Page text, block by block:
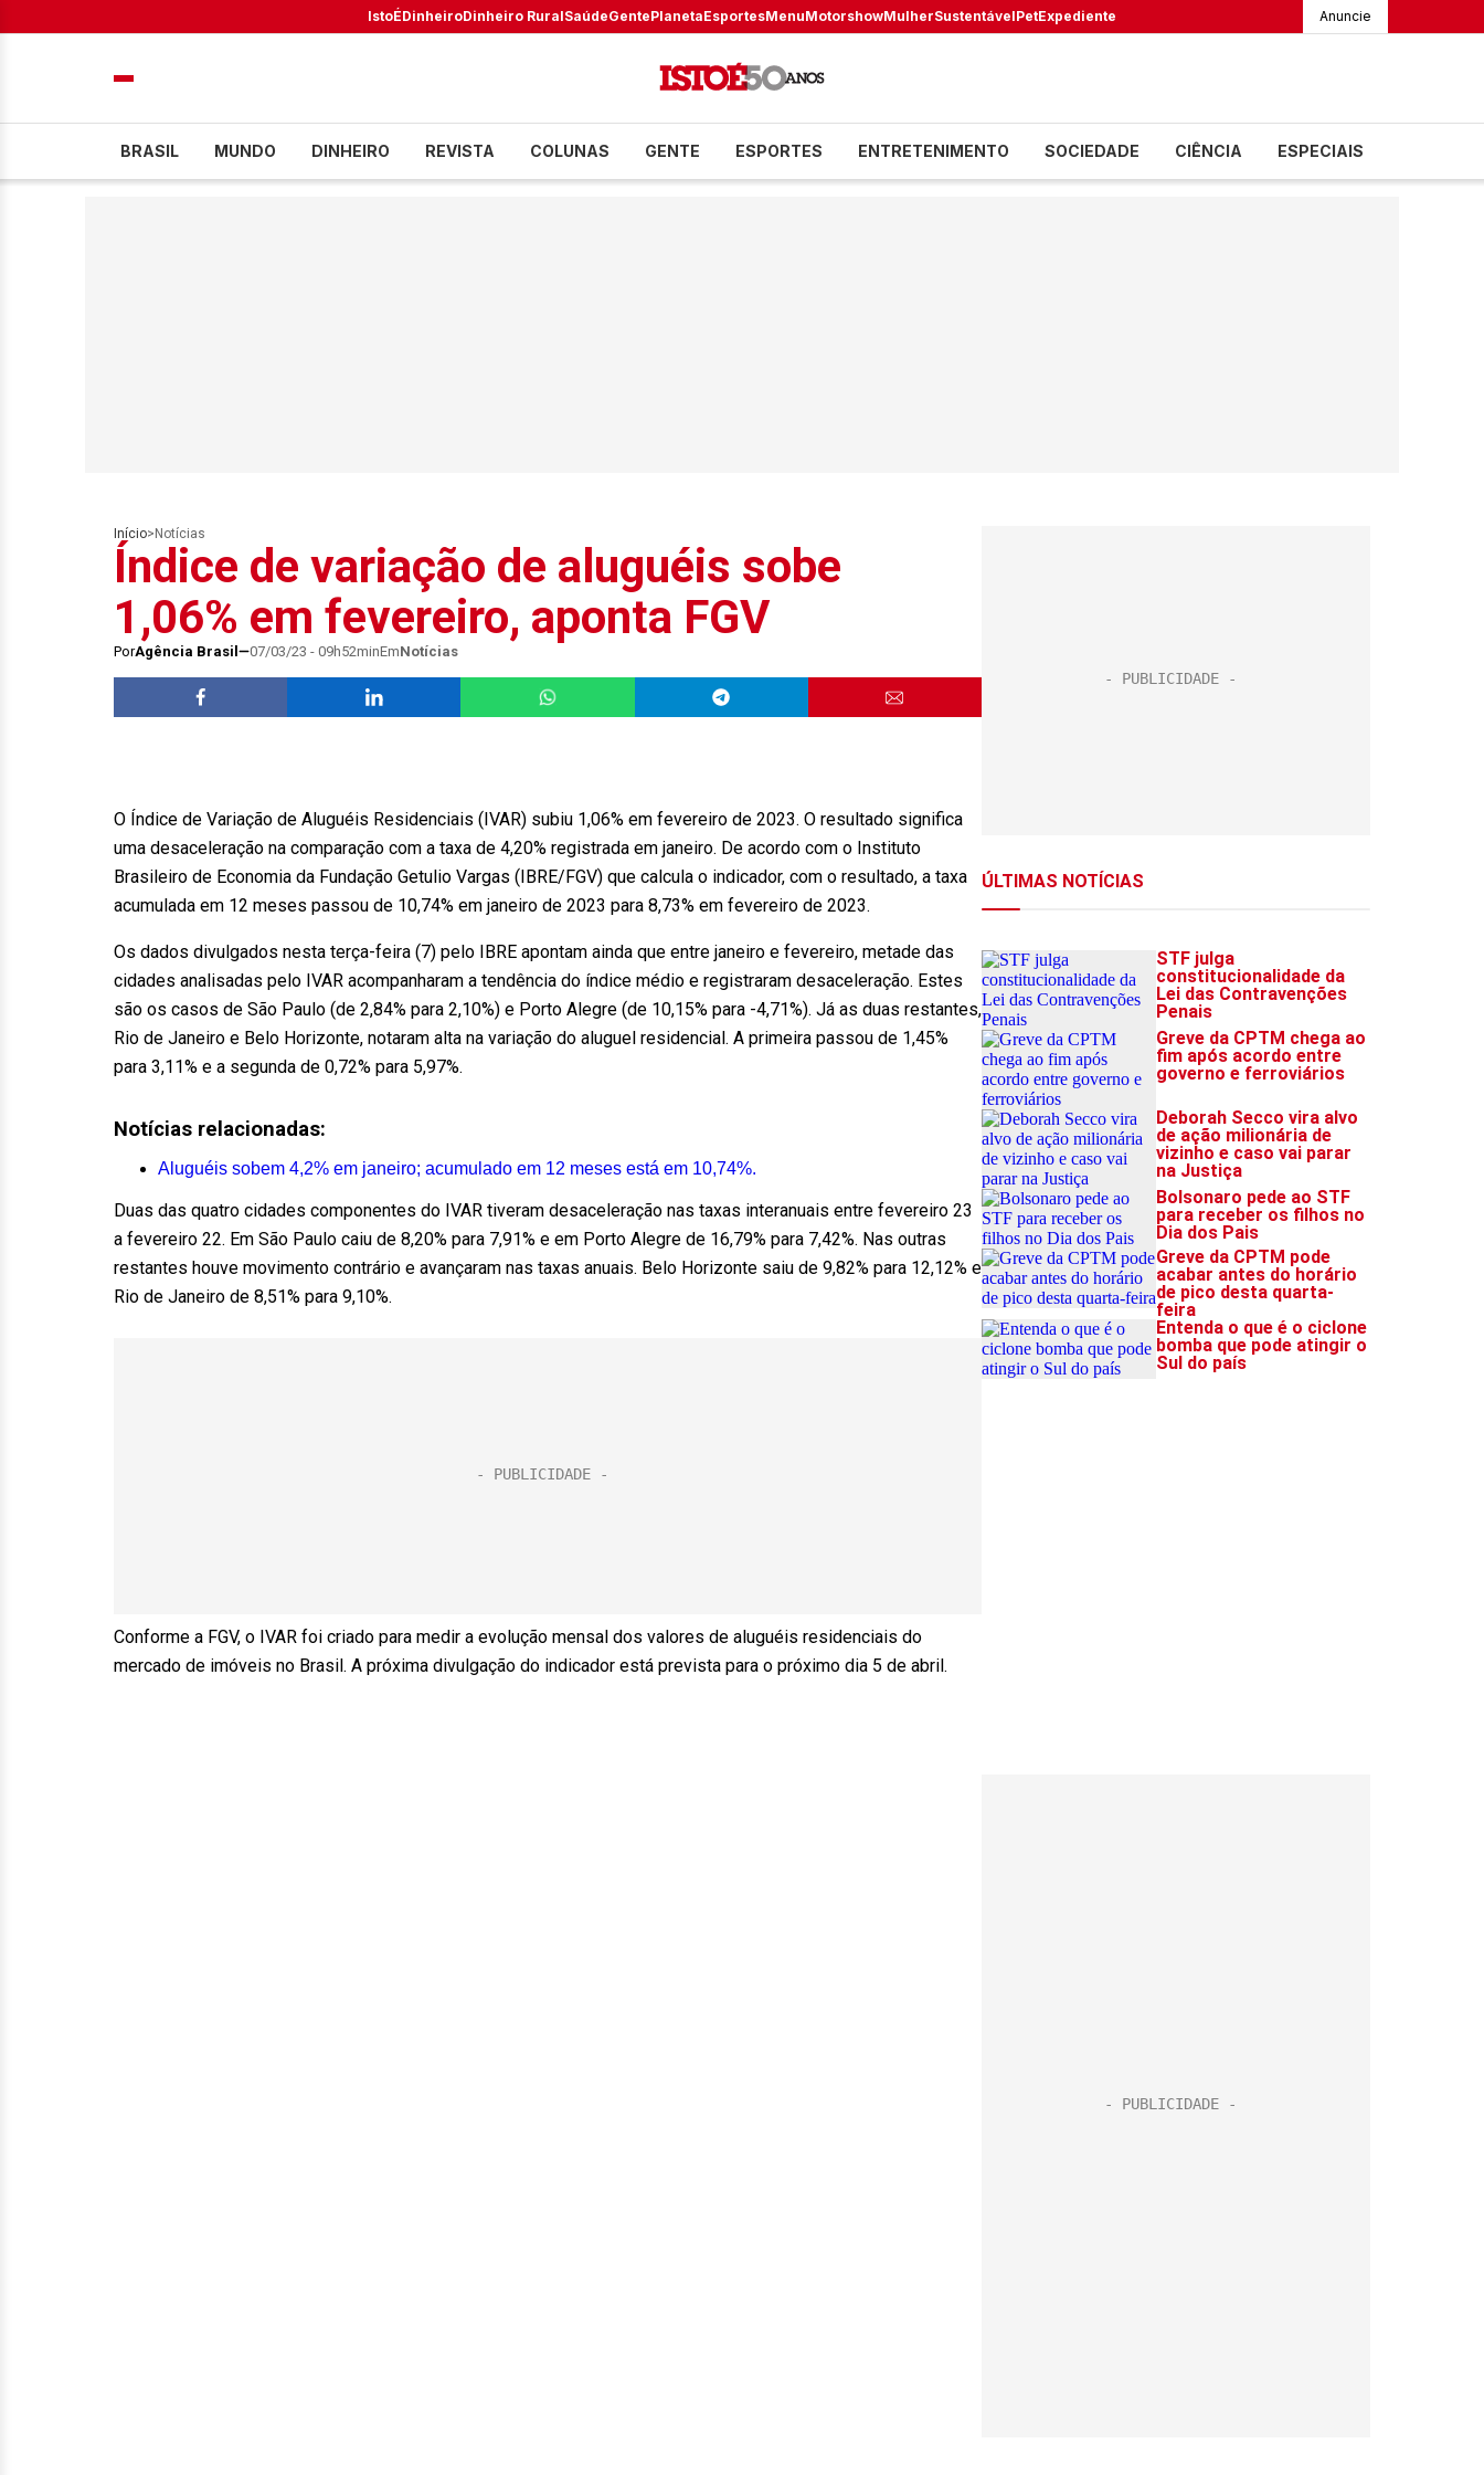
IstoÉDinheiroDinheiro RuralSaúdeGentePlanetaEsportesMenuMotorshowMulherSustentávelPetExpediente Anuncie
BRASIL MUNDO DINHEIRO REVISTA COLUNAS GENTE ESPORTES ENTRETENIMENTO SOCIEDADE CIÊNCIA ESPECIAIS
Início> Notícias
Índice de variação de aluguéis sobe
1,06% em fevereiro, aponta FGV
PorAgência Brasil 07/03/23 - 09h52minEmNotícias
O Índice de Variação de Aluguéis Residenciais (IVAR) subiu 1,06% em fevereiro de 2023. O resultado significa
uma desaceleração na comparação com a taxa de 4,20% registrada em janeiro. De acordo com o Instituto
Brasileiro de Economia da Fundação Getulio Vargas (IBRE/FGV) que calcula o indicador, com o resultado, a taxa
acumulada em 12 meses passou de 10,74% em janeiro de 2023 para 8,73% em fevereiro de 2023.
Os dados divulgados nesta terça-feira (7) pelo IBRE apontam ainda que entre janeiro e fevereiro, metade das
cidades analisadas pelo IVAR acompanharam a tendência do índice médio e registraram desaceleração. Estes
são os casos de São Paulo (de 2,84% para 2,10%) e Porto Alegre (de 10,15% para -4,71%). Já as duas restantes,
Rio de Janeiro e Belo Horizonte, notaram alta na variação do aluguel residencial. A primeira passou de 1,45%
para 3,11% e a segunda de 0,72% para 5,97%.
Notícias relacionadas:
Aluguéis sobem 4,2% em janeiro; acumulado em 12 meses está em 10,74%.
Duas das quatro cidades componentes do IVAR tiveram desaceleração nas taxas interanuais entre fevereiro 23
a fevereiro 22. Em São Paulo caiu de 8,20% para 7,91% e em Porto Alegre de 16,79% para 7,42%. Nas outras
restantes houve movimento contrário e avançaram nas taxas anuais. Belo Horizonte saiu de 9,82% para 12,12% e
Rio de Janeiro de 8,51% para 9,10%.
Conforme a FGV, o IVAR foi criado para medir a evolução mensal dos valores de aluguéis residenciais do
mercado de imóveis no Brasil. A próxima divulgação do indicador está prevista para o próximo dia 5 de abril.